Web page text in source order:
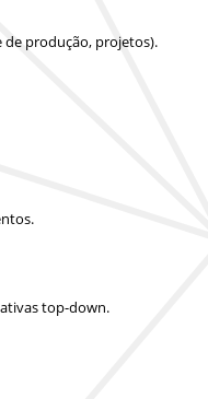
de produção, projetos).
top-down.